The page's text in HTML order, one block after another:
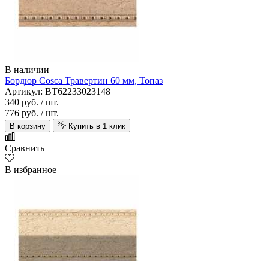
В наличии
Бордюр Cosca Травертин 60 мм, Топаз
Артикул: BT62233023148
340 руб. / шт.
776 руб. / шт.
В корзину Купить в 1 клик
Сравнить
В избранное